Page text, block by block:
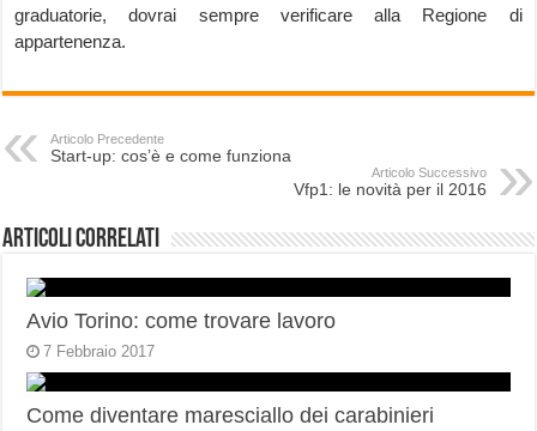
graduatorie, dovrai sempre verificare alla Regione di
appartenenza.
Articolo Precedente
Start-up: cos’è e come funziona
Articolo Successivo
Vfp1: le novità per il 2016
Articoli correlati
Avio Torino: come trovare lavoro
7 Febbraio 2017
Come diventare maresciallo dei carabinieri